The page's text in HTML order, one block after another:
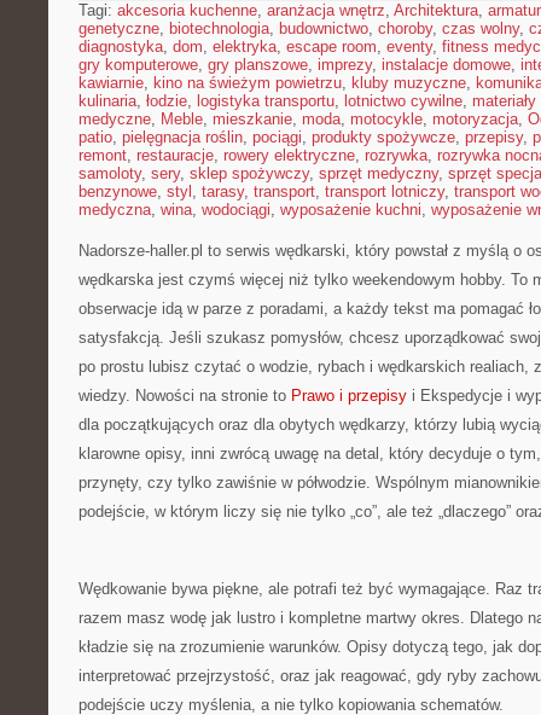
Tagi: akcesoria kuchenne, aranżacja wnętrz, Architektura,
genetyczne, biotechnologia, budownictwo, choroby, czas wolny,
diagnostyka, dom, elektryka, escape room, eventy, fitness
gry komputerowe, gry planszowe, imprezy, instalacje domowe,
kawiarnie, kino na świeżym powietrzu, kluby muzyczne,
kulinaria, łodzie, logistyka transportu, lotnictwo cywilne,
medyczne, Meble, mieszkanie, moda, motocykle, motoryzacja,
patio, pielęgnacja roślin, pociągi, produkty spożywcze, przepisy,
remont, restauracje, rowery elektryczne, rozrywka, rozrywka
samoloty, sery, sklep spożywczy, sprzęt medyczny, sprzęt
benzynowe, styl , tarasy, transport, transport lotniczy, transport
medyczna, wina, wodociągi, wyposażenie kuchni, wyposażenie
Nadorsze-haller.pl to serwis wędkarski, który powstał z myślą o
wędkarska jest czymś więcej niż tylko weekendowym hobby. To
obserwacje idą w parze z poradami, a każdy tekst ma pomagać
satysfakcją. Jeśli szukasz pomysłów, chcesz uporządkować
po prostu lubisz czytać o wodzie, rybach i wędkarskich realiach,
wiedzy. Nowości na stronie to Prawo i przepisy i Ekspedycje i
dla początkujących oraz dla obytych wędkarzy, którzy lubią
klarowne opisy, inni zwrócą uwagę na detal, który decyduje o
przynęty, czy tylko zawiśnie w półwodzie. Wspólnym
podejście, w którym liczy się nie tylko „co”, ale też „dlaczego”
Wędkowanie bywa piękne, ale potrafi też być wymagające. Raz
razem masz wodę jak lustro i kompletne martwy okres. Dlatego
kładzie się na zrozumienie warunków. Opisy dotyczą tego, jak
interpretować przejrzystość, oraz jak reagować, gdy ryby
podejście uczy myślenia, a nie tylko kopiowania schematów.